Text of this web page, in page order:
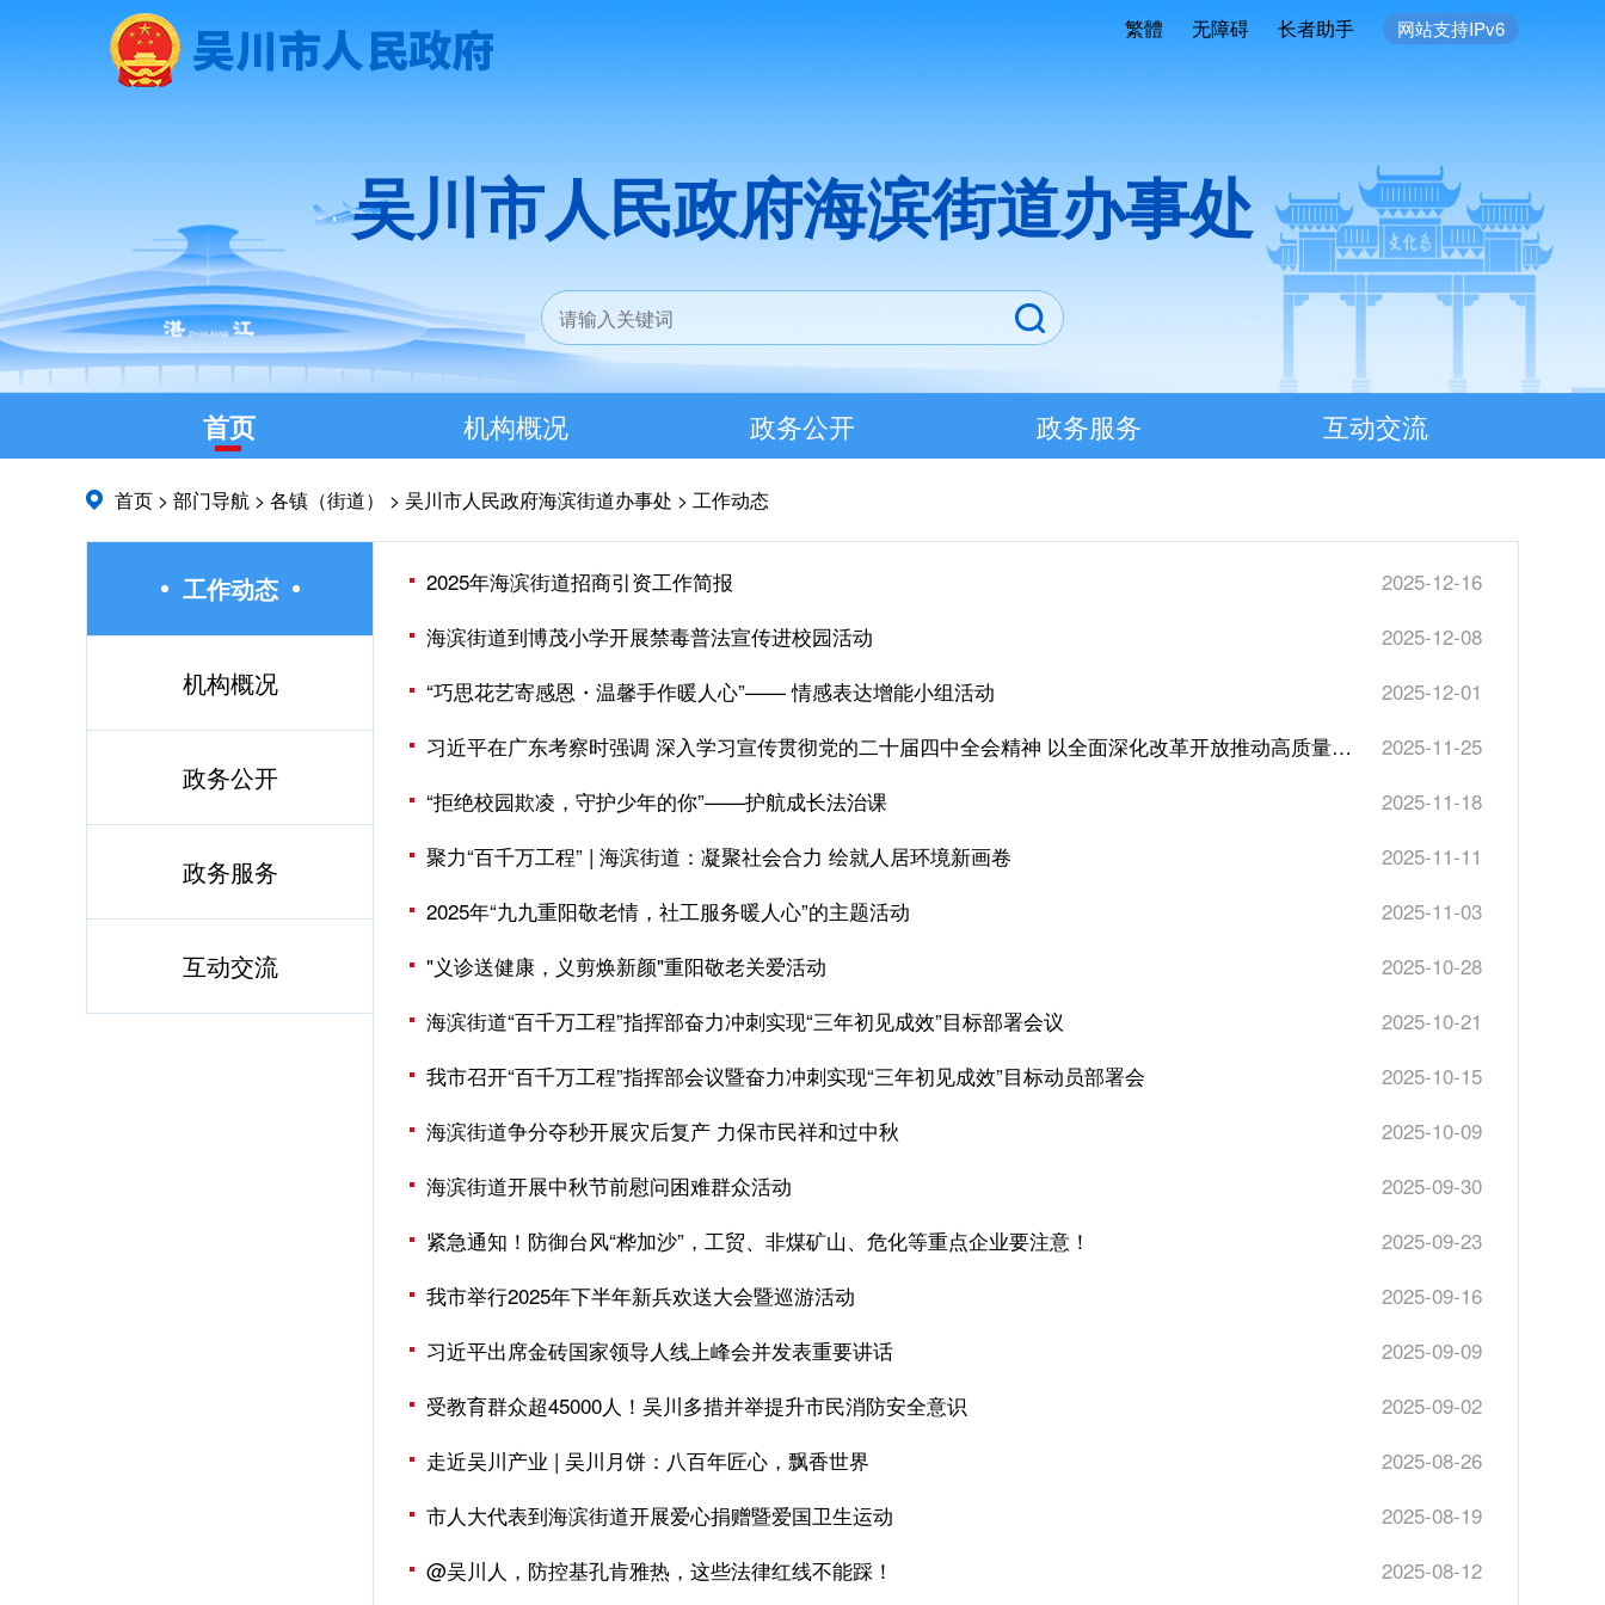
繁體 无障碍 长者助手 网站支持IPv6
吴川市人民政府海滨街道办事处
首页 机构概况 政务公开 政务服务 互动交流
首页 > 部门导航 > 各镇（街道） > 吴川市人民政府海滨街道办事处 > 工作动态
工作动态
机构概况
政务公开
政务服务
互动交流
2025年海滨街道招商引资工作简报
2025-12-16
海滨街道到博茂小学开展禁毒普法宣传进校园活动
2025-12-08
“巧思花艺寄感恩・温馨手作暖人心”—— 情感表达增能小组活动
2025-12-01
习近平在广东考察时强调 深入学习宣传贯彻党的二十届四中全会精神 以全面深化改革开放推动高质量发展
2025-11-25
“拒绝校园欺凌，守护少年的你”——护航成长法治课
2025-11-18
聚力“百千万工程” | 海滨街道：凝聚社会合力 绘就人居环境新画卷
2025-11-11
2025年“九九重阳敬老情，社工服务暖人心”的主题活动
2025-11-03
"义诊送健康，义剪焕新颜"重阳敬老关爱活动
2025-10-28
海滨街道“百千万工程”指挥部奋力冲刺实现“三年初见成效”目标部署会议
2025-10-21
我市召开“百千万工程”指挥部会议暨奋力冲刺实现“三年初见成效”目标动员部署会
2025-10-15
海滨街道争分夺秒开展灾后复产 力保市民祥和过中秋
2025-10-09
海滨街道开展中秋节前慰问困难群众活动
2025-09-30
紧急通知！防御台风“桦加沙”，工贸、非煤矿山、危化等重点企业要注意！
2025-09-23
我市举行2025年下半年新兵欢送大会暨巡游活动
2025-09-16
习近平出席金砖国家领导人线上峰会并发表重要讲话
2025-09-09
受教育群众超45000人！吴川多措并举提升市民消防安全意识
2025-09-02
走近吴川产业 | 吴川月饼：八百年匠心，飘香世界
2025-08-26
市人大代表到海滨街道开展爱心捐赠暨爱国卫生运动
2025-08-19
@吴川人，防控基孔肯雅热，这些法律红线不能踩！
2025-08-12